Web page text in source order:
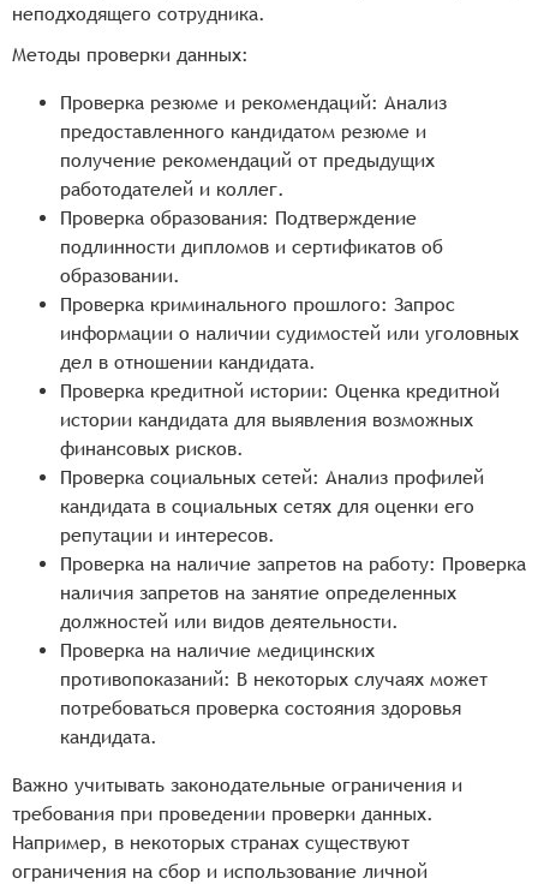
неподходящего сотрудника.
Методы проверки данных:
Проверка резюме и рекомендаций: Анализ
предоставленного кандидатом резюме и
получение рекомендаций от предыдущих
работодателей и коллег.
Проверка образования: Подтверждение
подлинности дипломов и сертификатов об
образовании.
Проверка криминального прошлого: Запрос
информации о наличии судимостей или уголовных
дел в отношении кандидата.
Проверка кредитной истории: Оценка кредитной
истории кандидата для выявления возможных
финансовых рисков.
Проверка социальных сетей: Анализ профилей
кандидата в социальных сетях для оценки его
репутации и интересов.
Проверка на наличие запретов на работу: Проверка
наличия запретов на занятие определенных
должностей или видов деятельности.
Проверка на наличие медицинских
противопоказаний: В некоторых случаях может
потребоваться проверка состояния здоровья
кандидата.
Важно учитывать законодательные ограничения и
требования при проведении проверки данных.
Например, в некоторых странах существуют
ограничения на сбор и использование личной